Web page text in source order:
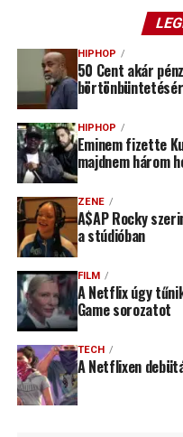
HIPHOP
50 Cent akár
HIPHOP
Eminem fizette
majdnem három
ZENE
A$AP Rocky
a stúdióban
FILM
A Netflix úgy
Game sorozatot
TECH
A Netflixen